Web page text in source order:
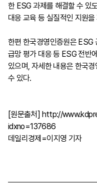
한 ESG 과제를 해결할 수 있
대응 교육 등 실질적인 지원
한편 한국경영인증원은 ESG
급망 평가 대응 등 ESG 전반
있으며, 자세한 내용은 한국
수 있다.
[원문출처] http://
idxno=137686
데일리경제=이지영 기자